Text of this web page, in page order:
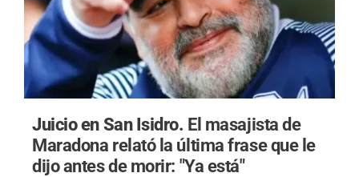
Juicio en San Isidro. El masajista de
Maradona relató la última frase que le
dijo antes de morir: "Ya está"